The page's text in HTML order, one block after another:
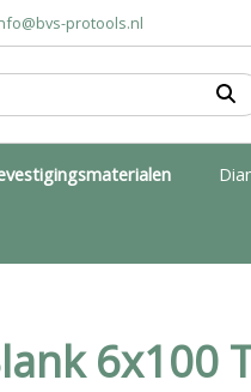
protools.nl
6x100